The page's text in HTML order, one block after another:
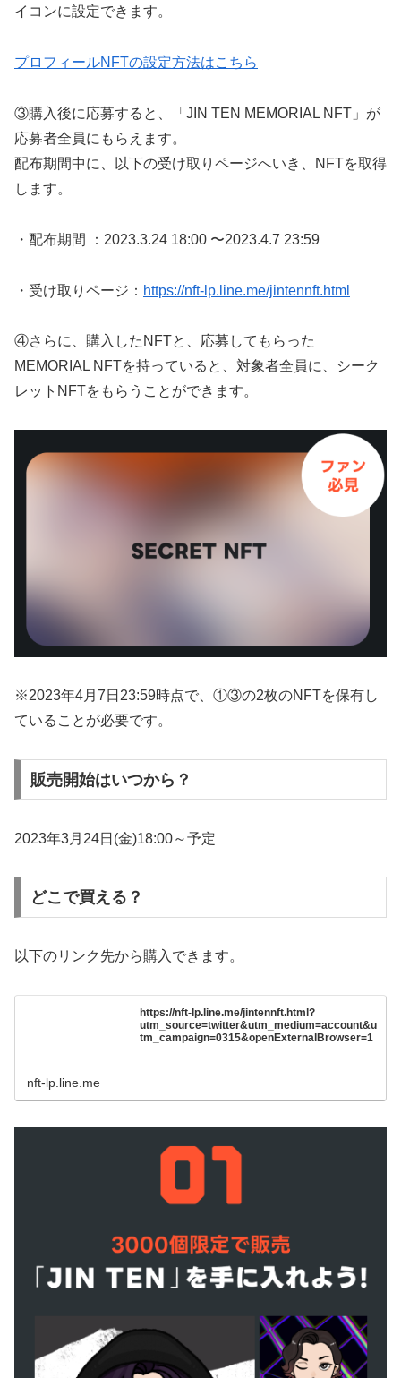
イコンに設定できます。
プロフィールNFTの設定方法はこちら
③購入後に応募すると、「JIN TEN MEMORIAL NFT」が
応募者全員にもらえます。
配布期間中に、以下の受け取りページへいき、NFTを取得
します。
・配布期間 ：2023.3.24 18:00 〜2023.4.7 23:59
・受け取りページ： https://nft-lp.line.me/jintennft.html
④さらに、購入したNFTと、応募してもらった
MEMORIAL NFTを持っていると、対象者全員に、シーク
レットNFTをもらうことができます。
※2023年4月7日23:59時点で、①③の2枚のNFTを保有し
ていることが必要です。
販売開始はいつから？
2023年3月24日(金)18:00～予定
どこで買える？
以下のリンク先から購入できます。
https://nft-lp.line.me/jintennft.html?
utm_source=twitter&utm_medium=account&u
tm_campaign=0315&openExternalBrowser=1
nft-lp.line.me